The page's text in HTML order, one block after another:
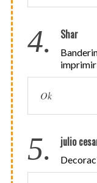
4. Shar
imprimir
Ok
5. julio